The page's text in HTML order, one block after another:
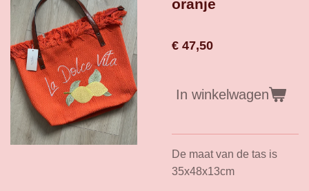
oranje
€ 47,50
In winkelwagen
De maat van de tas is
35x48x13cm